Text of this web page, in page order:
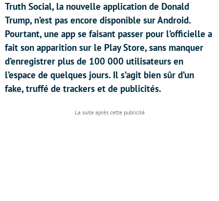
Truth Social, la nouvelle application de Donald
Trump, n’est pas encore disponible sur Android.
Pourtant, une app se faisant passer pour l’officielle a
fait son apparition sur le Play Store, sans manquer
d’enregistrer plus de 100 000 utilisateurs en
l’espace de quelques jours. Il s’agit bien sûr d’un
fake, truffé de trackers et de publicités.